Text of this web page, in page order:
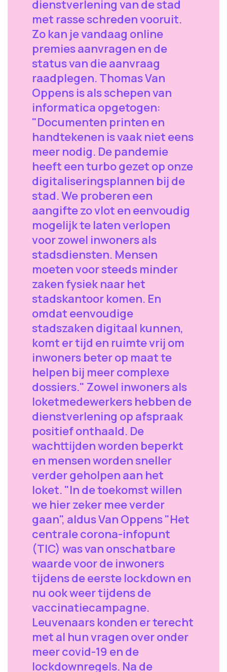
dienstverlening van de stad
met rasse schreden vooruit.
Zo kan je vandaag online
premies aanvragen en de
status van die aanvraag
raadplegen. Thomas Van
Oppens is als schepen van
informatica opgetogen:
"Documenten printen en
handtekenen is vaak niet eens
meer nodig. De pandemie
heeft een turbo gezet op onze
digitaliseringsplannen bij de
stad. We proberen een
aangifte zo vlot en eenvoudig
mogelijk te laten verlopen
voor zowel inwoners als
stadsdiensten. Mensen
moeten voor steeds minder
zaken fysiek naar het
stadskantoor komen. En
omdat eenvoudige
stadszaken digitaal kunnen,
komt er tijd en ruimte vrij om
inwoners beter op maat te
helpen bij meer complexe
dossiers." Zowel inwoners als
loketmedewerkers hebben de
dienstverlening op afspraak
positief onthaald. De
wachttijden worden beperkt
en mensen worden sneller
verder geholpen aan het
loket. "In de toekomst willen
we hier zeker mee verder
gaan", aldus Van Oppens "Het
centrale corona-infopunt
(TIC) was van onschatbare
waarde voor de inwoners
tijdens de eerste lockdown en
nu ook weer tijdens de
vaccinatiecampagne.
Leuvenaars konden er terecht
met al hun vragen over onder
meer covid-19 en de
lockdownregels. Na de